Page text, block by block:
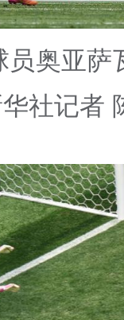
奥亚萨
社记者